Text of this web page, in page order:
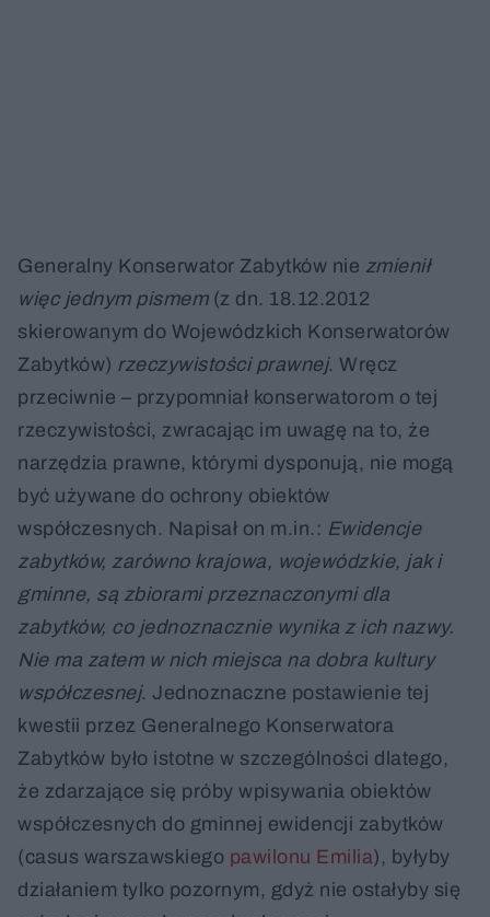
Generalny Konserwator Zabytków nie zmienił
więc jednym pismem(z dn. 18.12.2012
skierowanym do Wojewódzkich Konserwatorów
Zabytków) rzeczywistości prawnej. Wręcz
przeciwnie – przypomniał konserwatorom o tej
rzeczywistości, zwracając im uwagę na to, że
narzędzia prawne, którymi dysponują, nie mogą
być używane do ochrony obiektów
współczesnych. Napisał on m.in.: Ewidencje
zabytków, zarówno krajowa, wojewódzkie, jak i
gminne, są zbiorami przeznaczonymi dla
zabytków, co jednoznacznie wynika z ich nazwy.
Nie ma zatem w nich miejsca na dobra kultury
współczesnej. Jednoznaczne postawienie tej
kwestii przez Generalnego Konserwatora
Zabytków było istotne w szczególności dlatego,
że zdarzające się próby wpisywania obiektów
współczesnych do gminnej ewidencji zabytków
(casus warszawskiego pawilonu Emilia), byłyby
działaniem tylko pozornym, gdyż nie ostałyby się